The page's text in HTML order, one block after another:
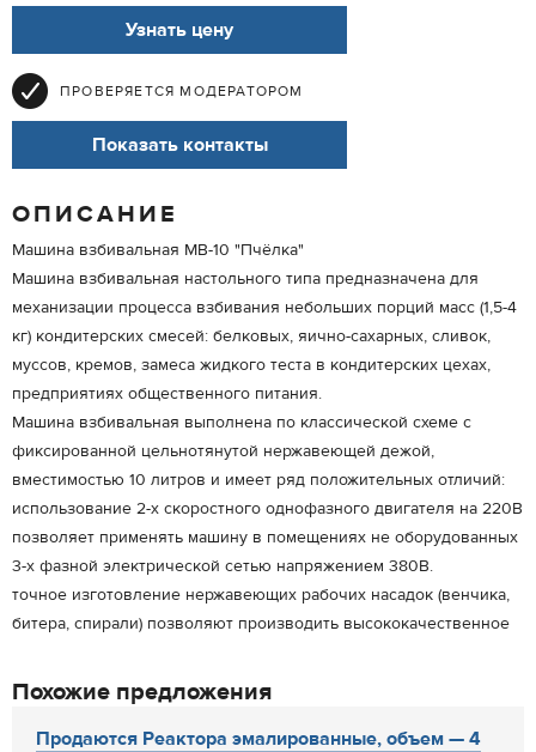
Узнать цену
ПРОВЕРЯЕТСЯ МОДЕРАТОРОМ
Показать контакты
ОПИСАНИЕ
Машина взбивальная МВ-10 "Пчёлка"
Машина взбивальная настольного типа предназначена для
механизации процесса взбивания небольших порций масс (1,5-4
кг) кондитерских смесей: белковых, яично-сахарных, сливок,
муссов, кремов, замеса жидкого теста в кондитерских цехах,
предприятиях общественного питания.
Машина взбивальная выполнена по классической схеме с
фиксированной цельнотянутой нержавеющей дежой,
вместимостью 10 литров и имеет ряд положительных отличий:
использование 2-х скоростного однофазного двигателя на 220В
позволяет применять машину в помещениях не оборудованных
3-х фазной электрической сетью напряжением 380В.
точное изготовление нержавеющих рабочих насадок (венчика,
битера, спирали) позволяют производить высококачественное
Похожие предложения
Продаются Реактора эмалированные, объем — 4